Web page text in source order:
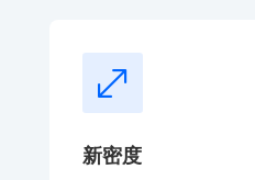
.
新密度